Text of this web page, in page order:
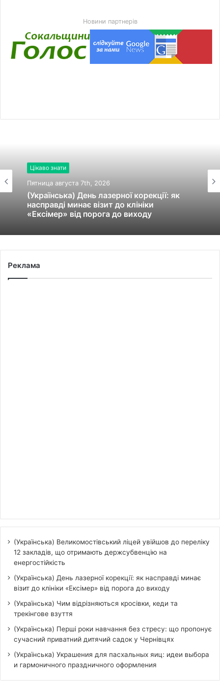
Новини партнерів
Цікаво знати
Пятница августа 7th, 2026
(Українська) День лазерної корекції: як
насправді минає візит до клініки
«Ексімер» від порога до виходу
Реклама
(Українська) Великомостівський ліцей увійшов до переліку
12 закладів, що отримають держсубвенцію на
енергостійкість
(Українська) День лазерної корекції: як насправді минає
візит до клініки «Ексімер» від порога до виходу
(Українська) Чим відрізняються кросівки, кеди та
трекінгове взуття
(Українська) Перші роки навчання без стресу: що пропонує
сучасний приватний дитячий садок у Чернівцях
(Українська) Украшения для пасхальных яиц: идеи выбора
и гармоничного праздничного оформления